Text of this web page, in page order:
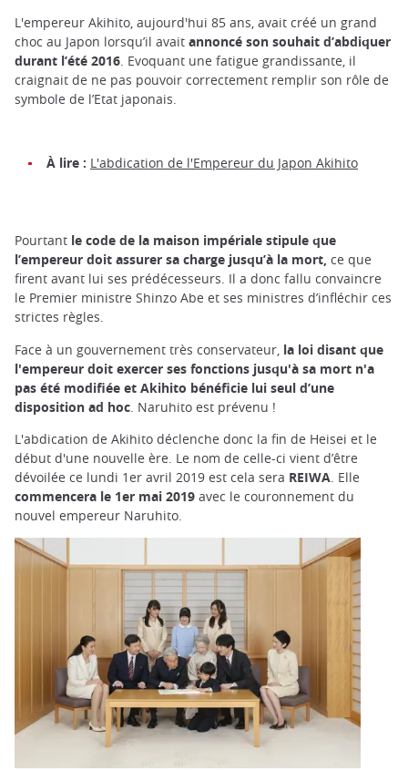
L'empereur Akihito, aujourd'hui 85 ans, avait créé un grand
choc au Japon lorsqu’il avait annoncé son souhait d’abdiquer
durant l’été 2016 . Evoquant une fatigue grandissante, il
craignait de ne pas pouvoir correctement remplir son rôle de
symbole de l’Etat japonais.
À lire : L'abdication de l'Empereur du Japon Akihito
Pourtant le code de la maison impériale stipule que
l’empereur doit assurer sa charge jusqu’à la mort, ce que
firent avant lui ses prédécesseurs. Il a donc fallu convaincre
le Premier ministre Shinzo Abe et ses ministres d’infléchir ces
strictes règles.
Face à un gouvernement très conservateur, la loi disant que
l'empereur doit exercer ses fonctions jusqu'à sa mort n'a
pas été modifiée et Akihito bénéficie lui seul d’une
disposition ad hoc . Naruhito est prévenu !
L'abdication de Akihito déclenche donc la fin de Heisei et le
début d'une nouvelle ère. Le nom de celle-ci vient d’être
dévoilée ce lundi 1er avril 2019 est cela sera REIWA . Elle
commencera le 1er mai 2019 avec le couronnement du
nouvel empereur Naruhito.